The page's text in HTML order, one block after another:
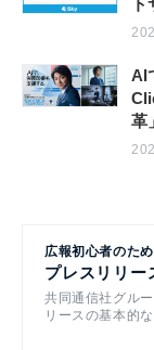
AI
革
広報初心者のた
プレスリリー
共同通信社グル
リースの基本的